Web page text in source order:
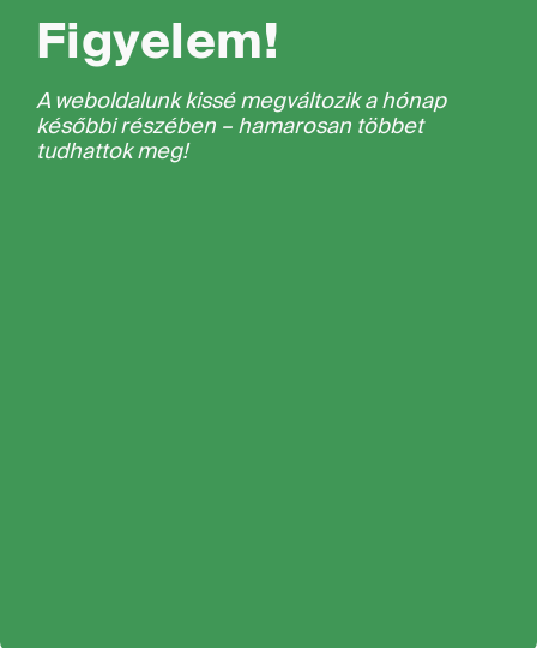
Figyelem!
A weboldalunk kissé megváltozik a hónap
későbbi részében – hamarosan többet
tudhattok meg!